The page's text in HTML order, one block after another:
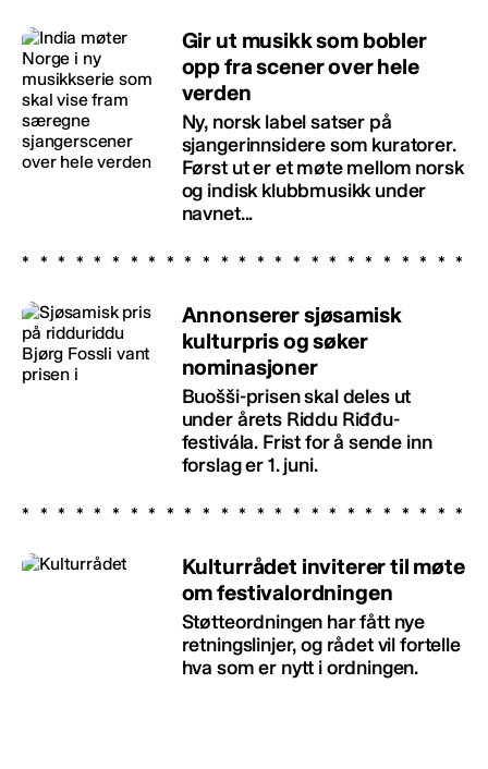
Gir ut musikk som bobler
opp fra scener over hele
verden
Ny, norsk label satser på
sjangerinnsidere som kuratorer.
Først ut er et møte mellom norsk
og indisk klubbmusikk under
navnet...
Annonserer sjøsamisk
kulturpris og søker
nominasjoner
Buošši-prisen skal deles ut
under årets Riddu Riđđu-
festivála. Frist for å sende inn
forslag er 1. juni.
Kulturrådet inviterer til møte
om festivalordningen
Støtteordningen har fått nye
retningslinjer, og rådet vil fortelle
hva som er nytt i ordningen.